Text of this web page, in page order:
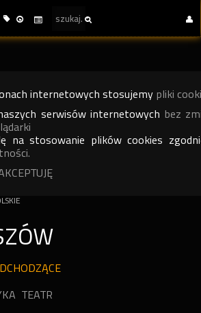
internetowych stosujemy pliki
serwisów internetowych bez
na stosowanie plików cookies
TEATR